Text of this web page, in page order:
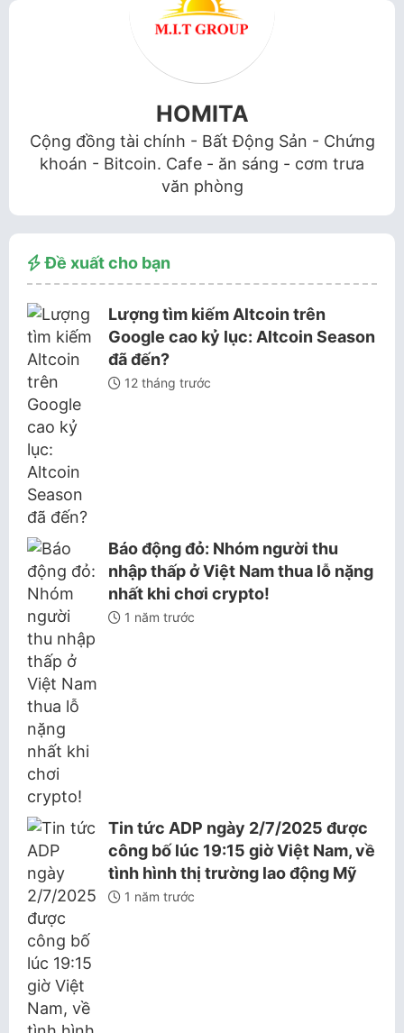
HOMITA
Cộng đồng tài chính - Bất Động Sản - Chứng
khoán - Bitcoin. Cafe - ăn sáng - cơm trưa
văn phòng
Đề xuất cho bạn
Lượng tìm kiếm Altcoin trên
Google cao kỷ lục: Altcoin Season
đã đến?
12 tháng trước
Báo động đỏ: Nhóm người thu
nhập thấp ở Việt Nam thua lỗ nặng
nhất khi chơi crypto!
1 năm trước
Tin tức ADP ngày 2/7/2025 được
công bố lúc 19:15 giờ Việt Nam, về
tình hình thị trường lao động Mỹ
1 năm trước